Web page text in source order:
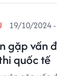
gặp vấn
quốc tế
19/10/2024